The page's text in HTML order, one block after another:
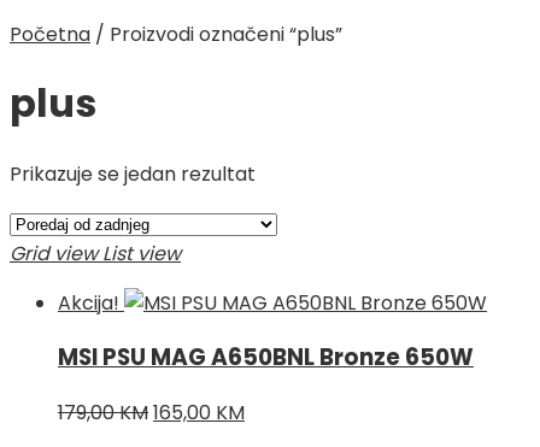
Početna / Proizvodi označeni “plus”
plus
Prikazuje se jedan rezultat
Grid view List view
Akcija!
MSI PSU MAG A650BNL Bronze 650W
179,00KMIzvorna
165,00 KMTrenutna